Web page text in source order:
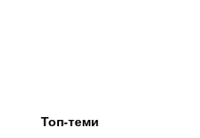
Топ-теми